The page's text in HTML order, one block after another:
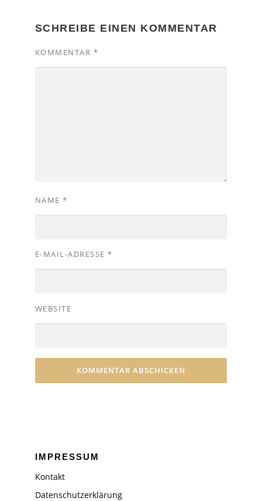
SCHREIBE EINEN KOMMENTAR
KOMMENTAR *
NAME*
E-MAIL-ADRESSE*
WEBSITE
IMPRESSUM
Kontakt
Datenschutzerklärung